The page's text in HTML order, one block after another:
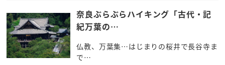
奈良ぶらぶらハイキング「古代・記
紀万葉の…
仏教、万葉集…はじまりの桜井で長谷寺ま
で…